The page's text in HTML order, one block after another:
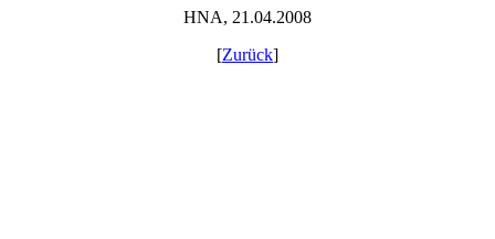
HNA, 21.04.2008
[Zurück]